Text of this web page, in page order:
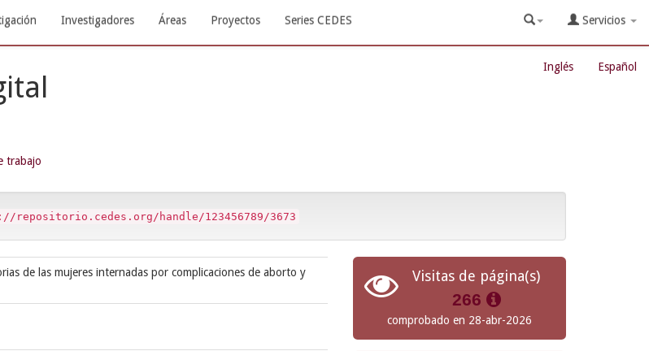
Investigadores Áreas Proyectos Series CEDES Servicios
Inglés Español
trabajo
repositorio.cedes.org/handle/123456789/3673
de las mujeres internadas por complicaciones de aborto y
Visitas de página(s)
266
comprobado en 28-abr-2026